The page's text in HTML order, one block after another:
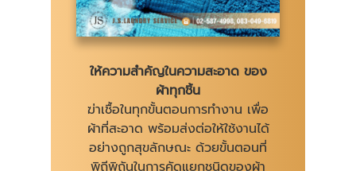
ให้ความสำคัญในความสะอาด ของ
ผ้าทุกชิ้น
ฆ่าเชื้อในทุกขั้นตอนการทำงาน เพื่อ
ผ้าที่สะอาด พร้อมส่งต่อให้ใช้งานได้
อย่างถูกสุขลักษณะ ด้วยขั้นตอนที่
พิถีพิถันในการคัดแยกชนิดของผ้า